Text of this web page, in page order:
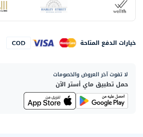
خيارات الدفع المتاحة
لا تفوت آخر العروض والخصومات
حمل تطبيق ماي أستر الآن